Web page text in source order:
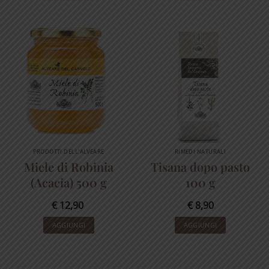
PRODOTTI DELL'ALVEARE
Miele di Robinia
(Acacia) 500 g
€12,90
AGGIUNGI
RIMEDI NATURALI
Tisana dopo pasto
100 g
€8,90
AGGIUNGI